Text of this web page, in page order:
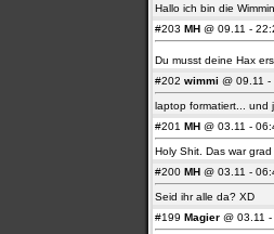
Hallo ich bin die
#203 MH @ 09.11 -
Du musst deine Hax
#202 wimmi @ 09.11
laptop formatiert... und
#201 MH @ 03.11 -
Holy Shit. Das war
#200 MH @ 03.11 -
Seid ihr alle da? XD
#199 Magier @ 03.11